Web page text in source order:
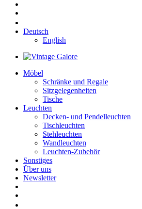
Deutsch
English
Möbel
Schränke und Regale
Sitzgelegenheiten
Tische
Leuchten
Decken- und Pendelleuchten
Tischleuchten
Stehleuchten
Wandleuchten
Leuchten-Zubehör
Sonstiges
Über uns
Newsletter